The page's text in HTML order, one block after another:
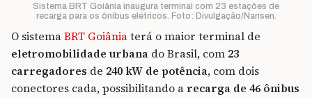
Sistema BRT Goiânia inaugura terminal com 23 estações de
recarga para os ônibus elétricos. Foto: Divulgação/Nansen.
O sistemaBRT Goiâniaterá o maior terminal de
eletromobilidade urbana do Brasil, com 23
carregadores de 240 kW de potência, com dois
conectores cada, possibilitando a recarga de 46 ônibus